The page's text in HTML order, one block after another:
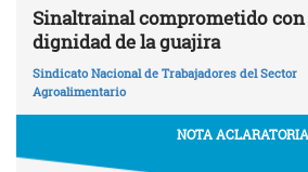
Sinaltrainal comprometido con
dignidad de la guajira
Sindicato Nacional de Trabajadores del Sector
Agroalimentario
NOTA ACLARATORIA